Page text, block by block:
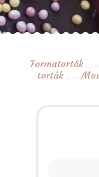
Formatorták
torták